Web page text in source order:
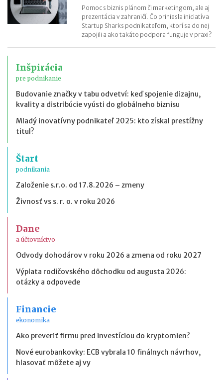
Pomoc s biznis plánom či marketingom, ale aj
prezentácia v zahraničí. Čo priniesla iniciatíva
Startup Sharks podnikateľom, ktorí sa do nej
zapojili a ako takáto podpora funguje v praxi?
Inšpirácia
pre podnikanie
Budovanie značky v tabu odvetví: keď spojenie dizajnu,
kvality a distribúcie vyústi do globálneho biznisu
Mladý inovatívny podnikateľ 2025: kto získal prestížny
titul?
Štart
podnikania
Založenie s.r.o. od 17.8.2026 – zmeny
Živnosť vs s. r. o. v roku 2026
Dane
a účtovníctvo
Odvody dohodárov v roku 2026 a zmena od roku 2027
Výplata rodičovského dôchodku od augusta 2026:
otázky a odpovede
Financie
ekonomika
Ako preveriť firmu pred investíciou do kryptomien?
Nové eurobankovky: ECB vybrala 10 finálnych návrhov,
hlasovať môžete aj vy